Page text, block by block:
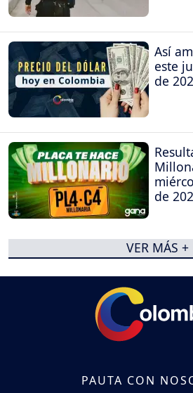
Así
este
de
de
VER MÁS +
PAUTA CON